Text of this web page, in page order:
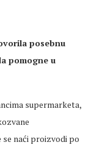
posebnu
pomogne u
supermarketa,
naći proizvodi po